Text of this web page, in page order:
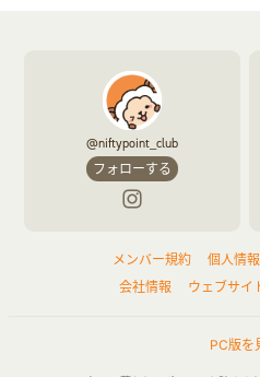
@niftypoint_club
フォローする
メンバー規約
個人情
会社情報
ウェブサイ
PC版を